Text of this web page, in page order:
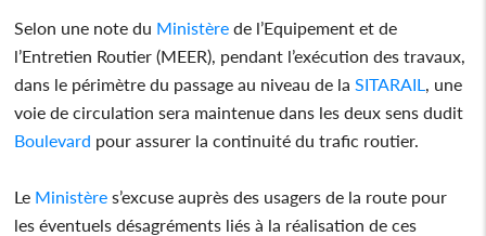
Selon une note du Ministère de l’Equipement et de
l’Entretien Routier (MEER), pendant l’exécution des travaux,
dans le périmètre du passage au niveau de laSITARAIL , une
voie de circulation sera maintenue dans les deux sens dudit
Boulevard pour assurer la continuité du trafic routier.
Le Ministère s’excuse auprès des usagers de la route pour
les éventuels désagréments liés à la réalisation de ces